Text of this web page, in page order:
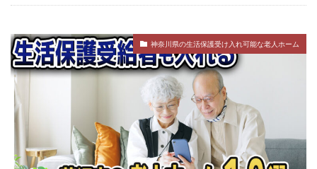
神奈川県の生活保護受け入れ可能な老人ホーム